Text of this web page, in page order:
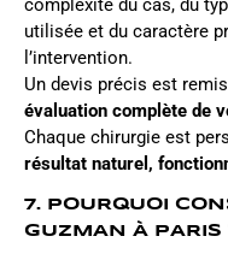
complexité du cas, du
utilisée et du caractère
l’intervention.
Un devis précis est
évaluation complète de
Chaque chirurgie est
résultat naturel,
7. POURQUOI
GUZMAN À PARIS